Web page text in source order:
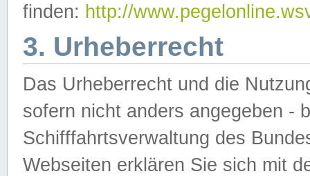
finden: http://
3. Urheberrecht
Das Urheberrecht und die
sofern nicht anders angegeben -
Schifffahrtsverwaltung des
Webseiten erklären Sie sich mit